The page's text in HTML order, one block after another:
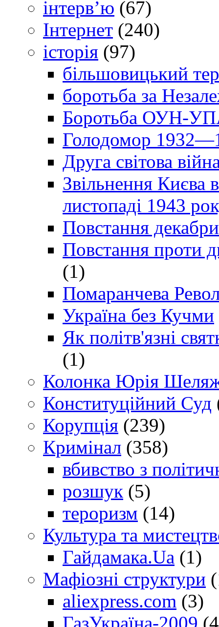
інтерв’ю (67)
Інтернет (240)
історія (97)
більшовицький
боротьба за
Боротьба ОУН-УПА
Голодомор
Друга світова
Звільнення Києва
листопаді 1943
Повстання
Повстання проти
(1)
Помаранчева
Україна без Кучми
Як політв'язні
(1)
Колонка Юрія
Конституційний Суд
Корупція (239)
Кримінал (358)
вбивство з
розшук (5)
тероризм (14)
Культура та
Гайдамака.Ua (1)
Мафіозні структури
aliexpress.com (3)
ГазУкраїна-2009